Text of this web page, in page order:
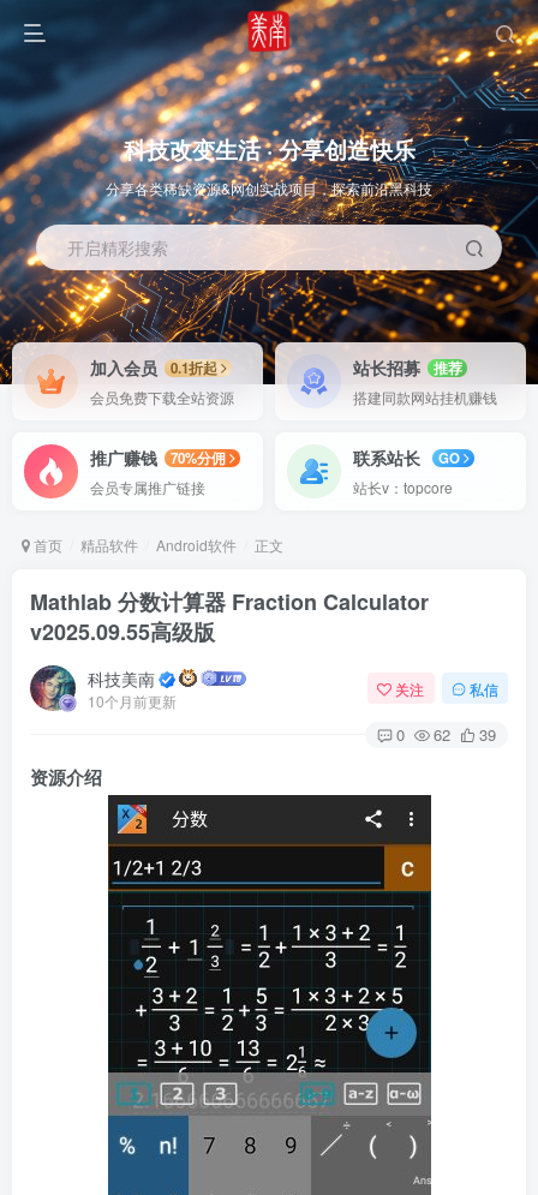
OS教程 SOFT教程
Arch Linux
Linux软件 Android软件
科技改变生活 · 分享创造快乐
分享各类稀缺资源&网创实战项目，探索前沿黑科技
开启精彩搜索
加入会员
0.1折起
会员免费下载全站资源
站长招募
推荐
搭建同款网站挂机赚钱
推广赚钱
70%分佣
会员专属推广链接
联系站长
GO
站长v：topcore
首页 精品软件 Android软件 正文
Mathlab 分数计算器 Fraction Calculator
v2025.09.55高级版
科技美南
10个月前更新
关注 私信
0 62 39
资源介绍